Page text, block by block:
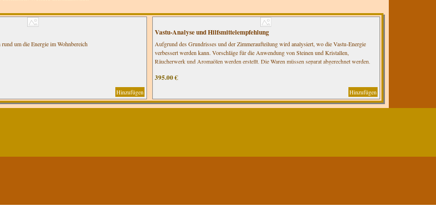
um die Energie im Wohnbereich
Hinzufügen
Vastu-Analyse und Hilfsmittelempfehlung
Aufgrund des Grundrisses und der Zimmeraufteilung wird analysiert, wo die Vastu-Energie
verbessert werden kann. Vorschläge für die Anwendung von Steinen und Kristallen,
Räucherwerk und Aromaölen werden erstellt. Die Waren müssen separat abgerechnet werden.
395.00 €
Hinzufügen